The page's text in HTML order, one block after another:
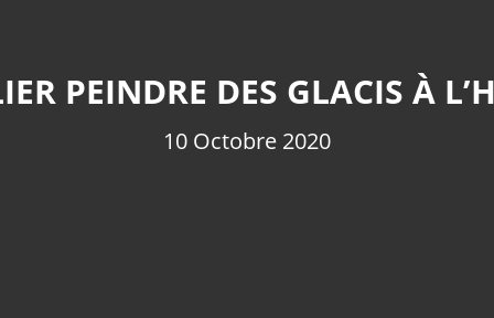
PEINDRE DES GLACIS À
10 Octobre 2020